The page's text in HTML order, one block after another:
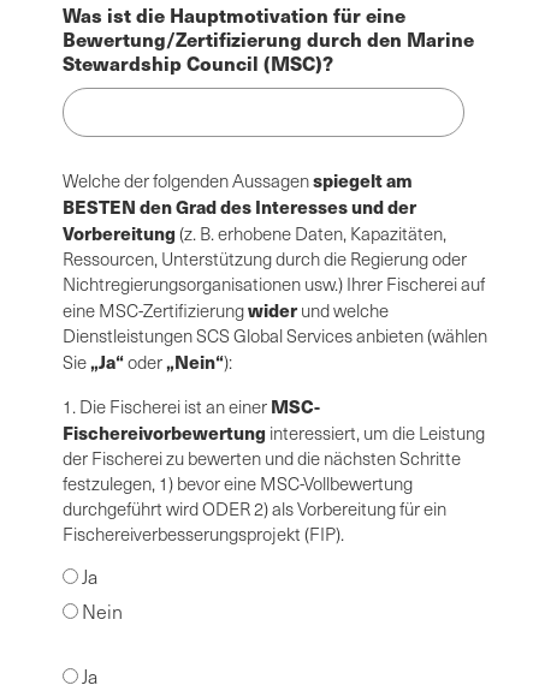
Was ist die Hauptmotivation für eine
Bewertung/Zertifizierung durch den Marine
Stewardship Council (MSC)?
Welche der folgenden Aussagenspiegelt am
BESTEN den Grad des Interesses und der
Vorbereitung (z. B. erhobene Daten, Kapazitäten,
Ressourcen, Unterstützung durch die Regierung oder
Nichtregierungsorganisationen usw.) Ihrer Fischerei auf
eine MSC-Zertifizierungwider und welche
Dienstleistungen SCS Global Services anbieten (wählen
Sie„Ja“oder„Nein“):
1. Die Fischerei ist an einer MSC-
Fischereivorbewertung interessiert, um die Leistung
der Fischerei zu bewerten und die nächsten Schritte
festzulegen, 1) bevor eine MSC-Vollbewertung
durchgeführt wird ODER 2) als Vorbereitung für ein
Fischereiverbesserungsprojekt (FIP).
Ja
Nein
Ja